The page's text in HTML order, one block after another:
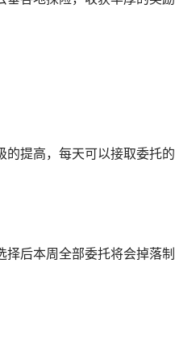
的提高，每天可以接取委托
择后本周全部委托将会掉落